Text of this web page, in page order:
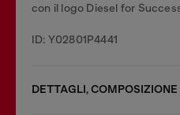
con il logo Diesel for
ID: Y02801P4441
DETTAGLI, COMPOSIZIONE